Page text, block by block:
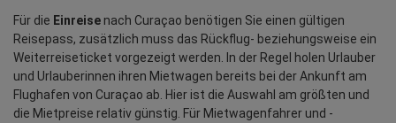
Für die Einreise nach Curaçao benötigen Sie einen gültigen
Reisepass, zusätzlich muss das Rückflug- beziehungsweise ein
Weiterreiseticket vorgezeigt werden. In der Regel holen Urlauber
und Urlauberinnen ihren Mietwagen bereits bei der Ankunft am
Flughafen von Curaçao ab. Hier ist die Auswahl am größten und
die Mietpreise relativ günstig. Für Mietwagenfahrer und -